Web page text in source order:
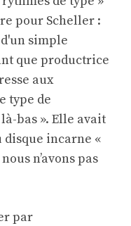
pour Scheller :
d'un simple
que productrice
aux
type de
bas ». Elle avait
disque incarne «
n’avons pas
par